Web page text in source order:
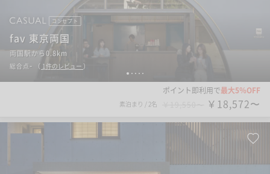
1 2 3 4 5
コンセプト
fav 東京両国
両国駅から0.8km
総合点 - （ 1件のレビュー ）
ポイント即利用で最大5％OFF
素泊まり / 2名 ￥18,572〜